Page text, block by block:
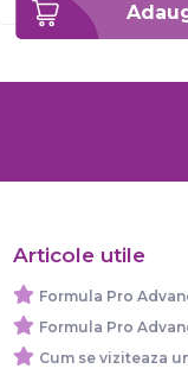
Articole utile
Formula Pro
Formula Pro
Cum se viziteaza